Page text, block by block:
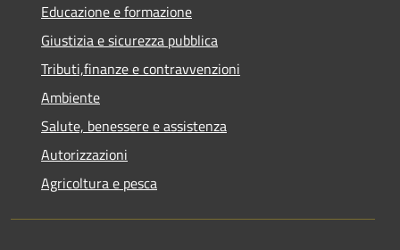
Educazione e formazione
Giustizia e sicurezza pubblica
Tributi,finanze e contravvenzioni
Ambiente
Salute, benessere e assistenza
Autorizzazioni
Agricoltura e pesca